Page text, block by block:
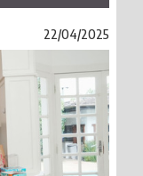
22/04/2025